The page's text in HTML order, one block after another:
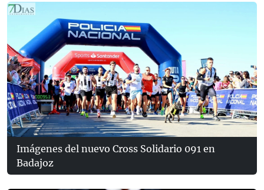
Imágenes del nuevo Cross Solidario 091 en
Badajoz